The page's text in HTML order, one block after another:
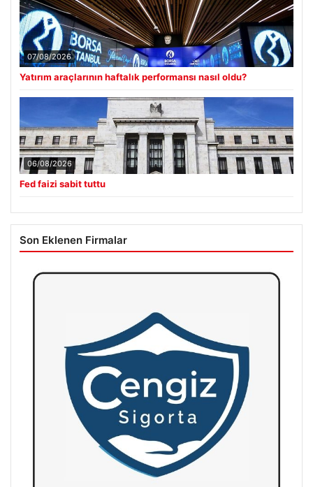
07/08/2026
Yatırım araçlarının haftalık performansı nasıl oldu?
06/08/2026
Fed faizi sabit tuttu
Son Eklenen Firmalar